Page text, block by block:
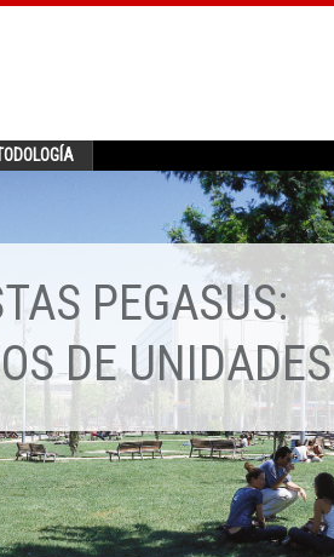
PEGASUS:
DE UNIDADES